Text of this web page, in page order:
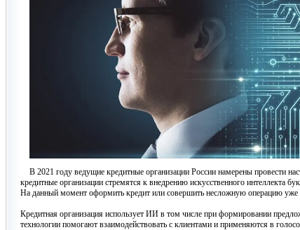
В 2021 году ведущие кредитные организации России намерены провести
кредитные организации стремятся к внедрению искусственного интеллекта
На данный момент оформить кредит или совершить несложную операцию уже
Кредитная организация использует ИИ в том числе при формировании
технологии помогают взаимодействовать с клиентами и применяются в